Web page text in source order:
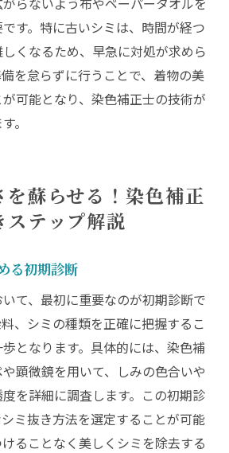
す。特に古いシミは、時間が経つ
くなるため、早急に対処が求めら
を怠らずに行うことで、着物の美
可能となり、染色補正士の技術が
。
蘇らせる！染色補正
テップ解説
る初期診断
て、最初に重要なのが初期診断で
、シミの種類を正確に把握するこ
となります。具体的には、染色補
顕微鏡を用いて、しみの色合いや
を詳細に調査します。この初期診
ミ抜き方法を選定することが可能
ることなく美しくシミを除去する